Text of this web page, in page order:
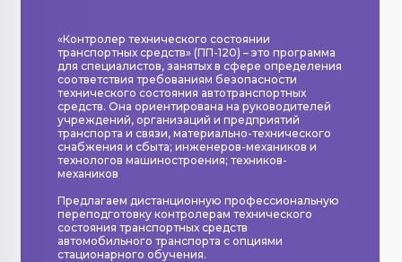
«Контролер технического состоянии
транспортных средств» (ПП-120) – это программа
для специалистов, занятых в сфере определения
соответствия требованиям безопасности
технического состояния автотранспортных
средств. Она ориентирована на руководителей
учреждений, организаций и предприятий
транспорта и связи, материально-технического
снабжения и сбыта; инженеров-механиков и
технологов машиностроения; техников-
механиков
Предлагаем дистанционную профессиональную
переподготовку контролерам технического
состояния транспортных средств
автомобильного транспорта с опциями
стационарного обучения.